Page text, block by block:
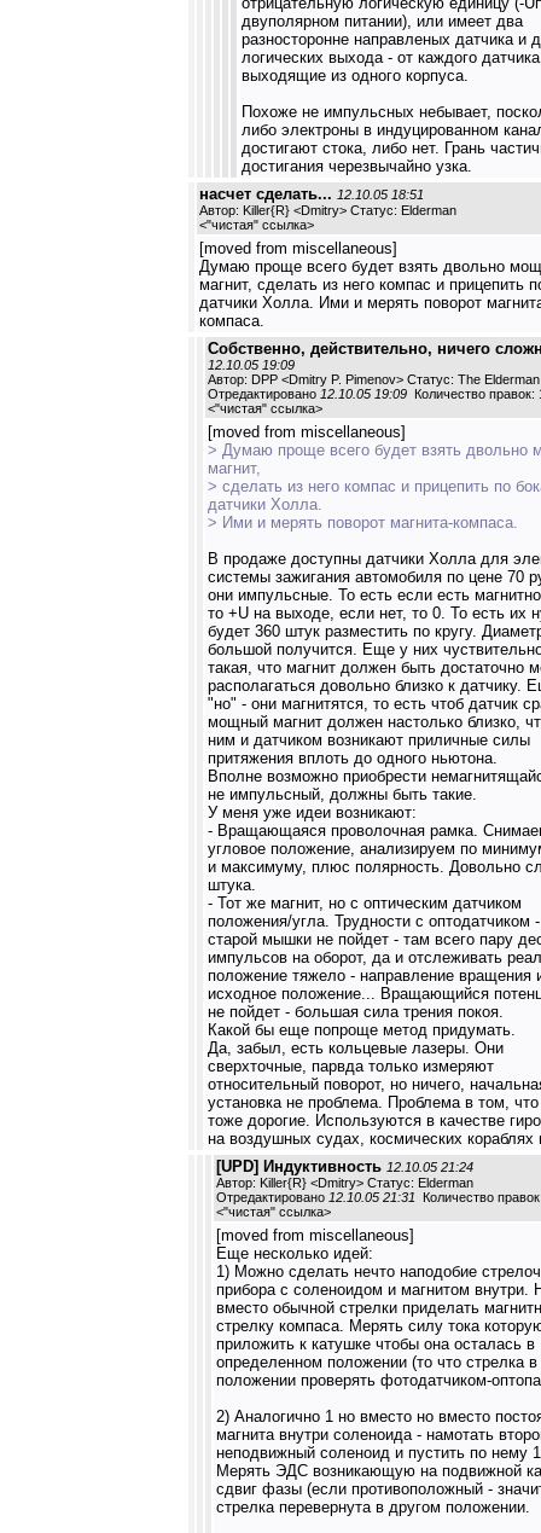
двуполярном питании), или имеет два
разносторонне направленых датчика и
логических выхода - от каждого
выходящие из одного корпуса.
Похоже не импульсных небывает,
либо электроны в индуцированном
достигают стока, либо нет. Грань
достигания черезвычайно узка.
насчет сделать... 12.10.05 18:51
Автор: Killer{R} <Dmitry> Статус: Elderman
<"чистая" ссылка>
[moved from miscellaneous]
Думаю проще всего будет взять двольно
магнит, сделать из него компас и прицепить
датчики Холла. Ими и мерять поворот
компаса.
Собственно, действительно, ничего
12.10.05 19:09
Автор: DPP <Dmitry P. Pimenov> Статус: The Elderman
Отредактировано 12.10.05 19:09 Количество правок:
<"чистая" ссылка>
[moved from miscellaneous]
> Думаю проще всего будет взять двольно
магнит,
> сделать из него компас и прицепить по
датчики Холла.
> Ими и мерять поворот магнита-компаса.
В продаже доступны датчики Холла для
системы зажигания автомобиля по цене 70
они импульсные. То есть если есть
то +U на выходе, если нет, то 0. То есть их
будет 360 штук разместить по кругу.
большой получится. Еще у них
такая, что магнит должен быть достаточно
располагаться довольно близко к датчику.
"но" - они магнитятся, то есть чтоб датчик
мощный магнит должен настолько близко,
ним и датчиком возникают приличные силы
притяжения вплоть до одного ньютона.
Вполне возможно приобрести
не импульсный, должны быть такие.
У меня уже идеи возникают:
- Вращающаяся проволочная рамка.
угловое положение, анализируем по
и максимуму, плюс полярность. Довольно
штука.
- Тот же магнит, но с оптическим датчиком
положения/угла. Трудности с оптодатчиком
старой мышки не пойдет - там всего пару
импульсов на оборот, да и отслеживать
положение тяжело - направление вращения
исходное положение... Вращающийся
не пойдет - большая сила трения покоя.
Какой бы еще попроще метод придумать.
Да, забыл, есть кольцевые лазеры. Они
сверхточные, парвда только измеряют
относительный поворот, но ничего,
установка не проблема. Проблема в том,
тоже дорогие. Используются в качестве
на воздушных судах, космических кораблях
[UPD] Индуктивность 12.10.05 21:24
Автор: Killer{R} <Dmitry> Статус: Elderman
Отредактировано 12.10.05 21:31 Количество
<"чистая" ссылка>
[moved from miscellaneous]
Еще несколько идей:
1) Можно сделать нечто наподобие
прибора с соленоидом и магнитом внутри.
вместо обычной стрелки приделать
стрелку компаса. Мерять силу тока
приложить к катушке чтобы она осталась в
определенном положении (то что стрелка
положении проверять фотодатчиком-
2) Аналогично 1 но вместо но вместо
магнита внутри соленоида - намотать
неподвижный соленоид и пустить по нему
Мерять ЭДС возникающую на подвижной
сдвиг фазы (если противоположный -
стрелка перевернута в другом положении.